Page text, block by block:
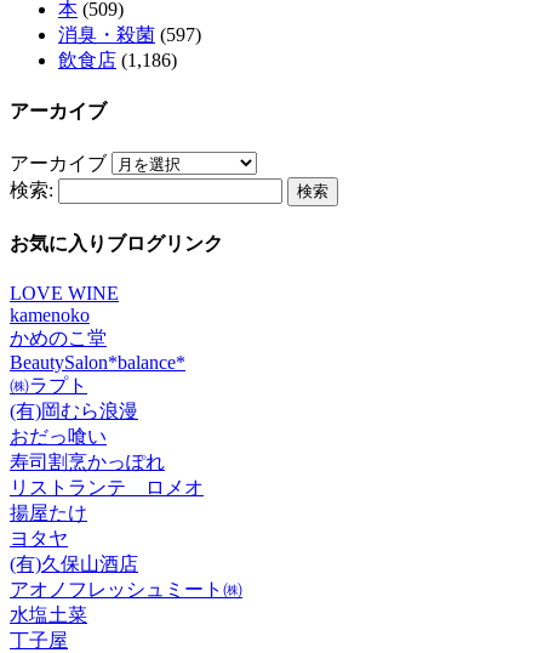
本 (509)
消臭・殺菌 (597)
飲食店 (1,186)
アーカイブ
アーカイブ
検索:
お気に入りブログリンク
LOVE WINE
kamenoko
かめのこ堂
BeautySalon*balance*
㈱ラプト
(有)岡むら浪漫
おだっ喰い
寿司割烹かっぽれ
リストランテ ロメオ
揚屋たけ
ヨタヤ
(有)久保山酒店
アオノフレッシュミート㈱
水塩土菜
丁子屋